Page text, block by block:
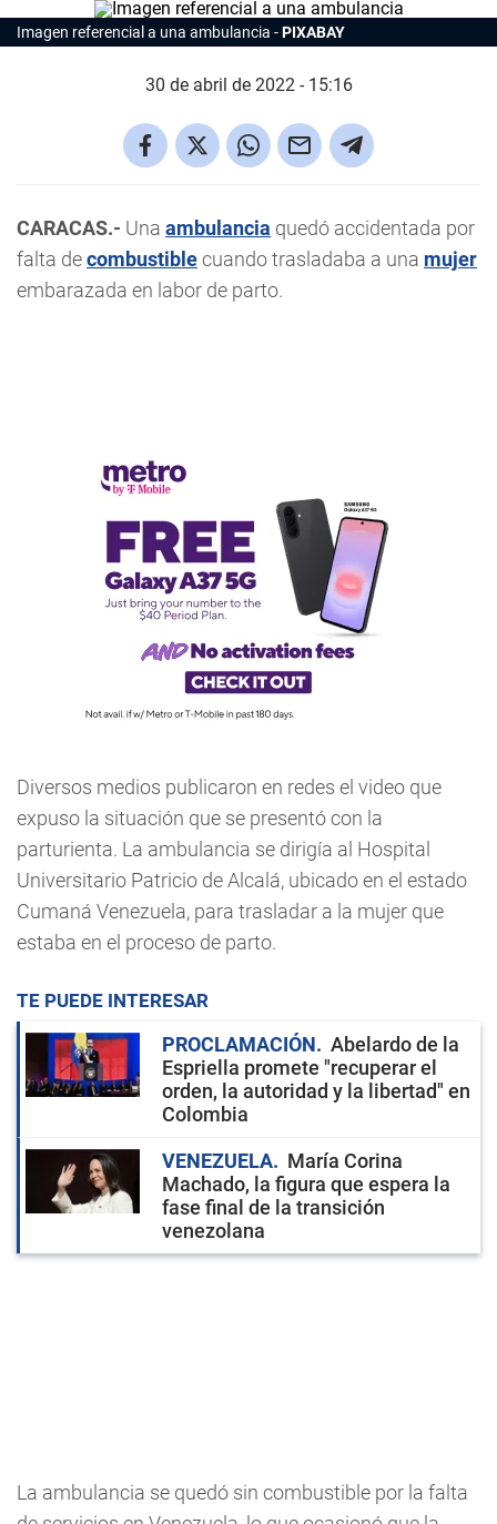
Imagen referencial a una ambulancia PIXABAY
30 de abril de 2022 - 15:16
CARACAS.- Una ambulancia quedó accidentada por
falta decombustiblecuando trasladaba a una mujer
embarazada en labor de parto.
Diversos medios publicaron en redes el video que
expuso la situación que se presentó con la
parturienta. La ambulancia se dirigía al Hospital
Universitario Patricio de Alcalá, ubicado en el estado
Cumaná Venezuela, para trasladar a la mujer que
estaba en el proceso de parto.
TE PUEDE INTERESAR
PROCLAMACIÓN
Abelardo de la
Espriella promete "recuperar el
orden, la autoridad y la libertad" en
Colombia
VENEZUELA
María Corina
Machado, la figura que espera la
fase final de la transición
venezolana
La ambulancia se quedó sin combustible por la falta